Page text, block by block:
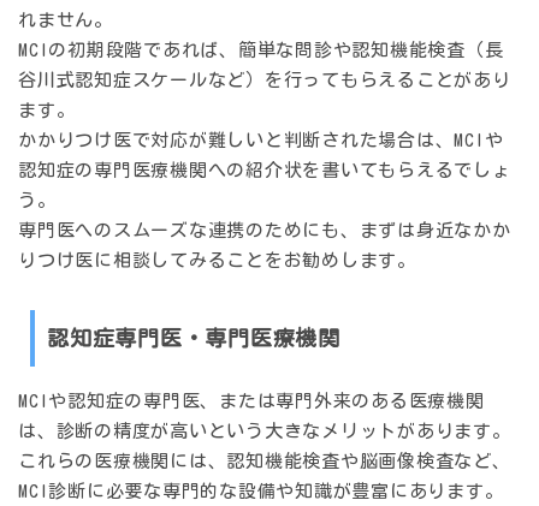
れません。
MCIの初期段階であれば、簡単な問診や認知機能検査（長
谷川式認知症スケールなど）を行ってもらえることがあり
ます。
かかりつけ医で対応が難しいと判断された場合は、MCIや
認知症の専門医療機関への紹介状を書いてもらえるでしょ
う。
専門医へのスムーズな連携のためにも、まずは身近なかか
りつけ医に相談してみることをお勧めします。
認知症専門医・専門医療機関
MCIや認知症の専門医、または専門外来のある医療機関
は、診断の精度が高いという大きなメリットがあります。
これらの医療機関には、認知機能検査や脳画像検査など、
MCI診断に必要な専門的な設備や知識が豊富にあります。